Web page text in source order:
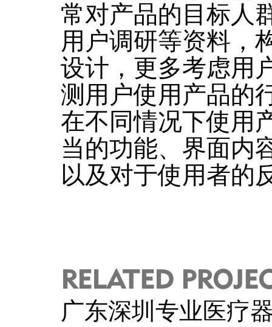
常对产品的目标人
用户调研等资料，
设计，更多考虑用
测用户使用产品的
在不同情况下使用
当的功能、界面内
以及对于使用者的
RELATED
广东深圳专业医疗